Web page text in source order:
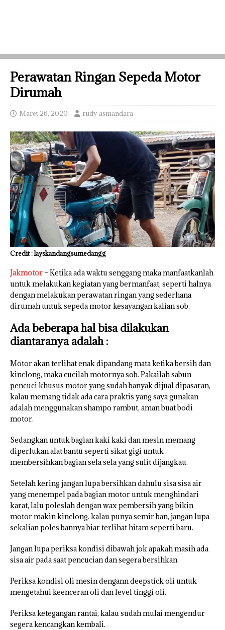
Perawatan Ringan Sepeda Motor
Dirumah
Maret 26, 2020 rudy asmandara
Credit : layskandangsumedangg
Jakmotor – Ketika ada waktu senggang maka manfaatkanlah
untuk melakukan kegiatan yang bermanfaat, seperti halnya
dengan melakukan perawatan ringan yang sederhana
dirumah untuk sepeda motor kesayangan kalian sob.
Ada beberapa hal bisa dilakukan
diantaranya adalah :
Motor akan terlihat enak dipandang mata ketika bersih dan
kinclong, maka cucilah motornya sob. Pakailah sabun
pencuci khusus motor yang sudah banyak dijual dipasaran,
kalau memang tidak ada cara praktis yang saya gunakan
adalah menggunakan shampo rambut, aman buat bodi
motor.
Sedangkan untuk bagian kaki kaki dan mesin memang
diperlukan alat bantu seperti sikat gigi untuk
membersihkan bagian sela sela yang sulit dijangkau.
Setelah kering jangan lupa bersihkan dahulu sisa sisa air
yang menempel pada bagian motor untuk menghindari
karat, lalu poleslah dengan wax pembersih yang bikin
motor makin kinclong. kalau punya semir ban, jangan lupa
sekalian poles bannya biar terlihat hitam seperti baru.
Jangan lupa periksa kondisi dibawah jok apakah masih ada
sisa air pada saat pencucian dan segera bersihkan.
Periksa kondisi oli mesin dengann deepstick oli untuk
mengetahui keenceran oli dan level tinggi oli.
Periksa ketegangan rantai, kalau sudah mulai mengendur
segera kencangkan kembali.